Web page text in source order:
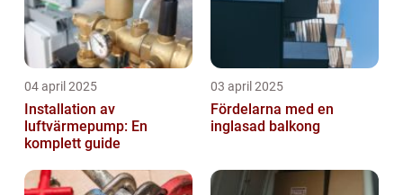
04 april 2025
Installation av
luftvärmepump: En
komplett guide
03 april 2025
Fördelarna med en
inglasad balkong